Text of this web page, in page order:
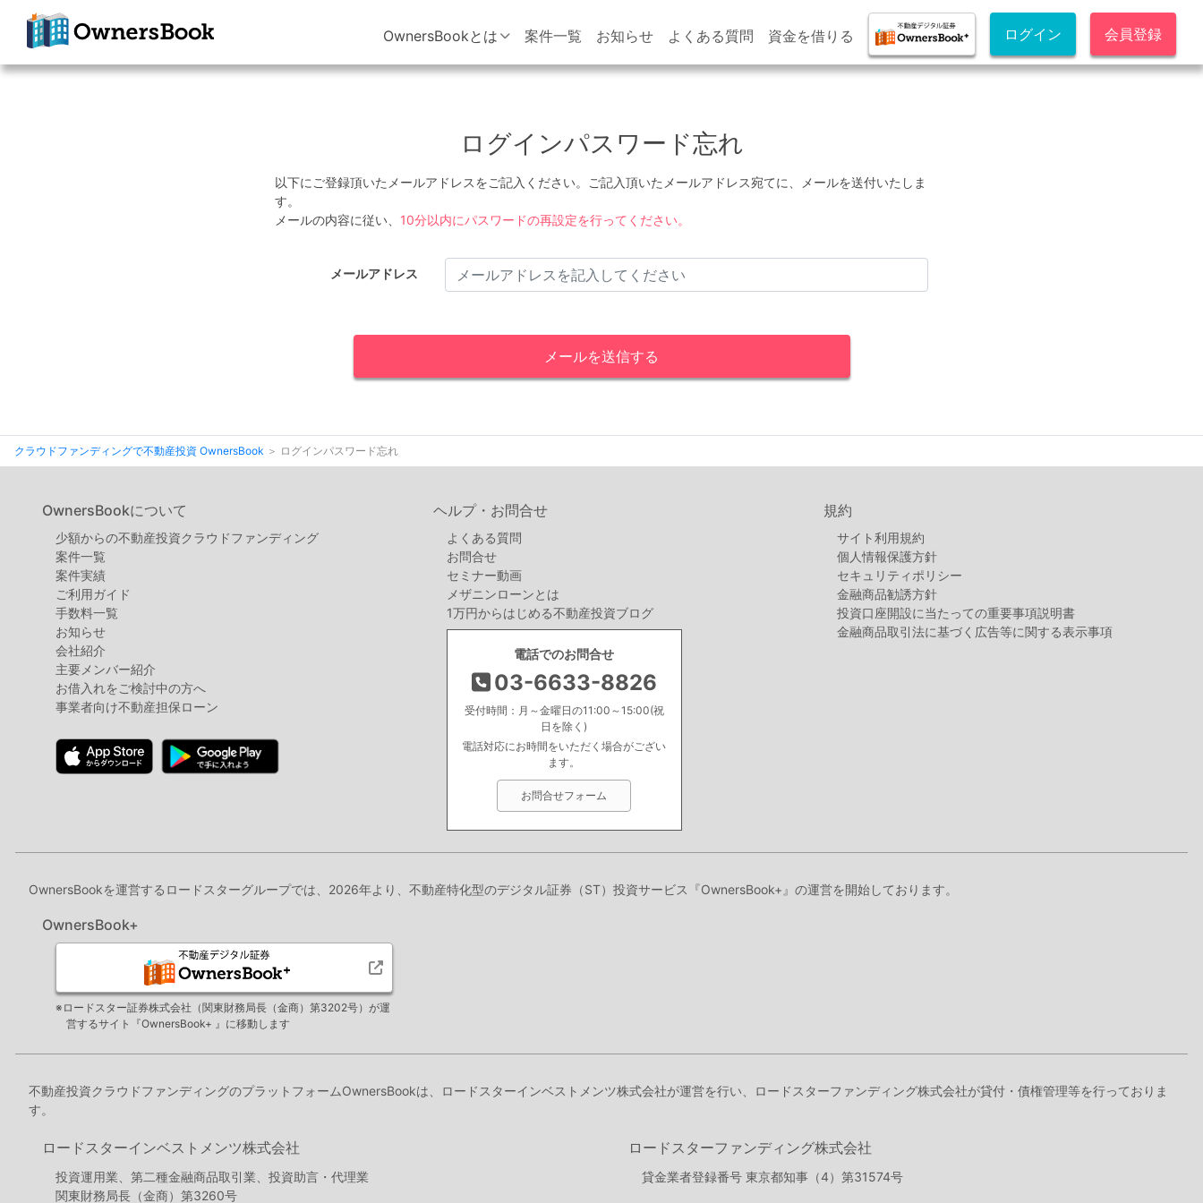
クラウドファン
OwnersBookとは 案件一覧 お知らせ よくある質問 資金を借りる ログイン 会員登録
ログインパスワード忘れ
以下にご登録頂いたメールアドレスをご記入ください。ご記入頂いたメールアドレス宛てに、メールを送付いたしま
す。
メールの内容に従い、 10分以内にパスワードの再設定を行ってください。
メールアドレス
メールを送信する
クラウドファンディングで不動産投資 OwnersBook ログインパスワード忘れ
OwnersBookについて
少額からの不動産投資クラウドファンディング
案件⼀覧
案件実績
ご利用ガイド
手数料一覧
お知らせ
会社紹介
主要メンバー紹介
お借入れをご検討中の方へ
事業者向け不動産担保ローン
ヘルプ・お問合せ
よくある質問
お問合せ
セミナー動画
メザニンローンとは
1万円からはじめる不動産投資ブログ
電話でのお問合せ
03-6633-8826
受付時間：月～金曜日の11:00～15:00(祝
日を除く)
電話対応にお時間をいただく場合がござい
ます。
お問合せフォーム
規約
サイト利用規約
個人情報保護方針
セキュリティポリシー
金融商品勧誘方針
投資口座開設に当たっての重要事項説明書
金融商品取引法に基づく広告等に関する表示事項
OwnersBookを運営するロードスターグループでは、2026年より、不動産特化型のデジタル証券（ST）投資サービス『OwnersBook+』の運営を開始しております。
OwnersBook+
※ロードスター証券株式会社（関東財務局長（金商）第3202号）が運
営するサイト『OwnersBook+ 』に移動します
不動産投資クラウドファンディングのプラットフォームOwnersBookは、ロードスターインベストメンツ株式会社が運営を行い、ロードスターファンディング株式会社が貸付・債権管理等を行っておりま
す。
ロードスターインベストメンツ株式会社
投資運用業、第二種金融商品取引業、投資助言・代理業
関東財務局長（金商）第3260号
ロードスターファンディング株式会社
貸金業者登録番号 東京都知事（4）第31574号